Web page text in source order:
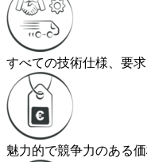
すべての技術仕様、要
魅力的で競争力のある